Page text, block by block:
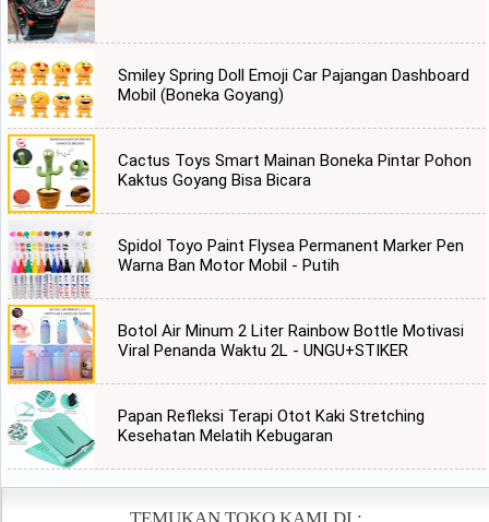
Smiley Spring Doll Emoji Car Pajangan Dashboard
Mobil (Boneka Goyang)
Cactus Toys Smart Mainan Boneka Pintar Pohon
Kaktus Goyang Bisa Bicara
Spidol Toyo Paint Flysea Permanent Marker Pen
Warna Ban Motor Mobil - Putih
Botol Air Minum 2 Liter Rainbow Bottle Motivasi
Viral Penanda Waktu 2L - UNGU+STIKER
Papan Refleksi Terapi Otot Kaki Stretching
Kesehatan Melatih Kebugaran